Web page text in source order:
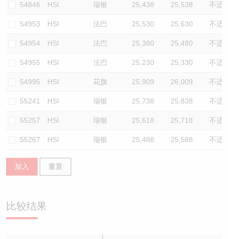
54846 HSI 瑞银 25,438 25,538 不适
54953 HSI 法巴 25,530 25,630 不适
54954 HSI 法巴 25,380 25,480 不适
54955 HSI 法巴 25,230 25,330 不适
54995 HSI 花旗 25,909 26,009 不适
55241 HSI 瑞银 25,738 25,838 不适
55257 HSI 瑞银 25,618 25,718 不适
55267 HSI 瑞银 25,488 25,588 不适
加入 重置
比较结果